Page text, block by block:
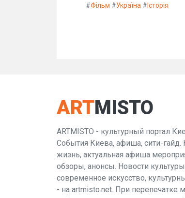
#Фільм #Україна # Історія
ARTMISTO
ARTMISTO - культурный портал
События Киева, афиша, сити-гайд.
жизнь, актуальная афиша
обзоры, анонсы. Новости
современное искусство,
- на artmisto.net. При перепечатке